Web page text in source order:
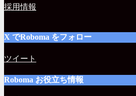
採用情報
X でRoboma をフォロー
ツイート
Roboma お役立ち情報